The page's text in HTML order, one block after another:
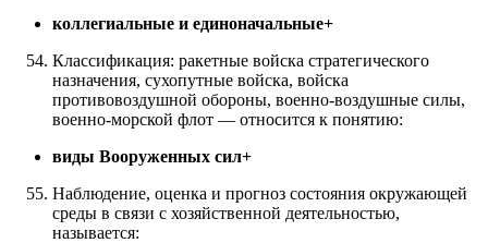
коллегиальные и единоначальные+
Классификация: ракетные войска стратегического
назначения, сухопутные войска, войска
противовоздушной обороны, военно-воздушные силы,
военно-морской флот — относится к понятию:
виды Вооруженных сил+
Наблюдение, оценка и прогноз состояния окружающей
среды в связи с хозяйственной деятельностью,
называется: